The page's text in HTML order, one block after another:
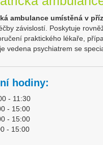
ambulance umístěná v
závislostí. Poskytuje
praktického lékaře,
vedena psychiatrem se
hodiny:
- 11:30
- 15:00
- 15:00
- 15:00